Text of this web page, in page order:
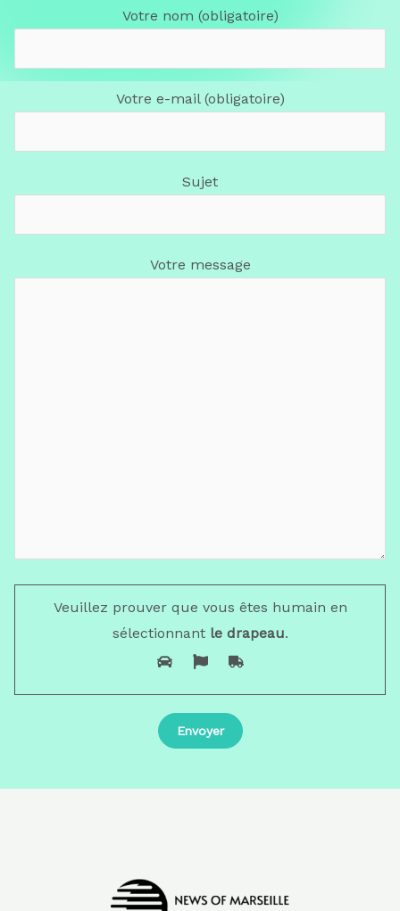
Votre nom (obligatoire)
Votre e-mail (obligatoire)
Sujet
Votre message
Veuillez prouver que vous êtes humain en
sélectionnantle drapeau.